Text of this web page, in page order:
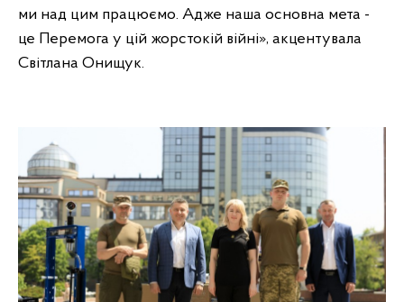
ми над цим працюємо. Адже наша основна мета -
це Перемога у цій жорстокій війні», акцентувала
Світлана Онищук.